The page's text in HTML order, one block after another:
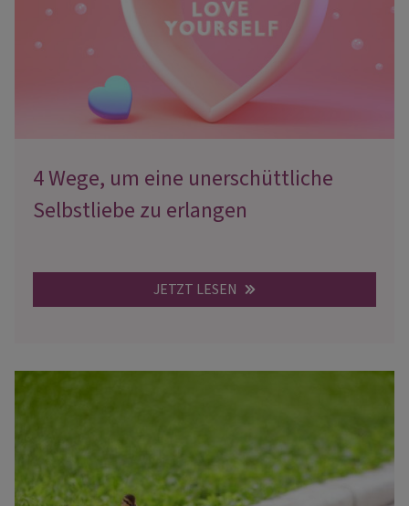
4 Wege, um eine unerschüttliche
Selbstliebe zu erlangen
JETZT LESEN